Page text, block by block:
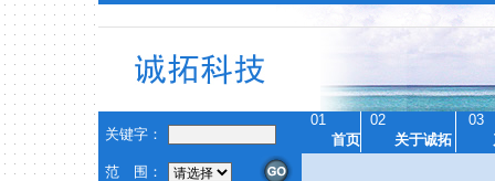
关键字：
范 围：
01 02
03
首页
关于诚拓